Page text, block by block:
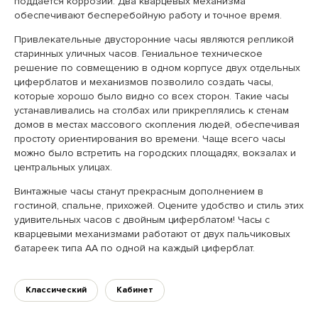
обеспечивают бесперебойную работу и точное время.
Привлекательные двусторонние часы являются репликой
старинных уличных часов. Гениальное техническое
решение по совмещению в одном корпусе двух отдельных
циферблатов и механизмов позволило создать часы,
которые хорошо было видно со всех сторон. Такие часы
устанавливались на столбах или прикреплялись к стенам
домов в местах массового скопления людей, обеспечивая
простоту ориентирования во времени. Чаще всего часы
можно было встретить на городских площадях, вокзалах и
центральных улицах.
Винтажные часы станут прекрасным дополнением в
гостиной, спальне, прихожей. Оцените удобство и стиль этих
удивительных часов с двойным циферблатом! Часы с
кварцевыми механизмами работают от двух пальчиковых
батареек типа AA по одной на каждый циферблат.
Классический Кабинет